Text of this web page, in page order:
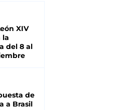
XIV
la
del 8 al
de
a Brasil